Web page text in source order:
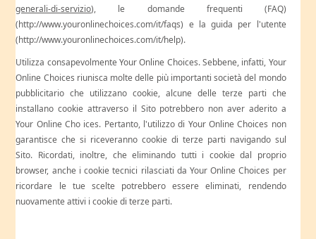
generali-di-servizio), le domande frequenti (FAQ)
(http://www.youronlinechoices.com/it/faqs) e la guida per l'utente
(http://www.youronlinechoices.com/it/help).
Utilizza consapevolmente Your Online Choices. Sebbene, infatti, Your
Online Choices riunisca molte delle più importanti società del mondo
pubblicitario che utilizzano cookie, alcune delle terze parti che
installano cookie attraverso il Sito potrebbero non aver aderito a
Your Online Cho ices. Pertanto, l'utilizzo di Your Online Choices non
garantisce che si riceveranno cookie di terze parti navigando sul
Sito. Ricordati, inoltre, che eliminando tutti i cookie dal proprio
browser, anche i cookie tecnici rilasciati da Your Online Choices per
ricordare le tue scelte potrebbero essere eliminati, rendendo
nuovamente attivi i cookie di terze parti.